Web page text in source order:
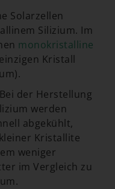
Solarzellen
Silizium. Im
monokristalline
Kristall
Bei der Herstellung
werden
abgekühlt,
Kristallite
weniger
im Vergleich zu